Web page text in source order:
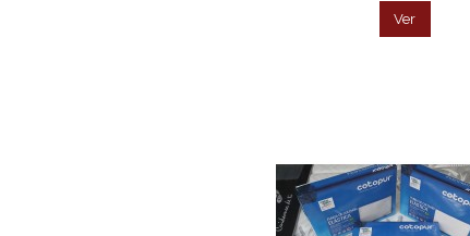
Ver